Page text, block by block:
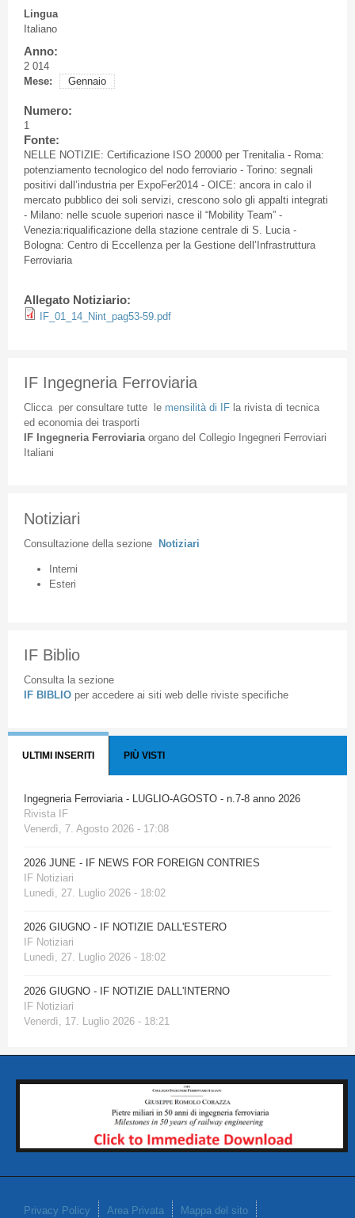
Lingua
Italiano
Anno:
2 014
Mese:
Gennaio
Numero:
1
Fonte:
NELLE NOTIZIE: Certificazione ISO 20000 per Trenitalia - Roma:
potenziamento tecnologico del nodo ferroviario - Torino: segnali
positivi dall’industria per ExpoFer2014 - OICE: ancora in calo il
mercato pubblico dei soli servizi, crescono solo gli appalti integrati
- Milano: nelle scuole superiori nasce il “Mobility Team” -
Venezia:riqualificazione della stazione centrale di S. Lucia -
Bologna: Centro di Eccellenza per la Gestione dell’Infrastruttura
Ferroviaria
Allegato Notiziario:
IF_01_14_Nint_pag53-59.pdf
IF Ingegneria Ferroviaria
Cliccaper consultare tuttele mensilità di IFla rivista di tecnica
ed economia dei trasporti
IF Ingegneria Ferroviaria organodel Collegio Ingegneri Ferroviari
Italiani
Notiziari
Consultazione della sezione Notiziari
Interni
Esteri
IF Biblio
Consulta la sezione
IF BIBLIO per accedere ai siti web delle riviste specifiche
ULTIMI INSERITI PIÙ VISTI
Ingegneria Ferroviaria - LUGLIO-AGOSTO - n.7-8 anno 2026
Rivista IF
Venerdì, 7. Agosto 2026 - 17:08
2026 JUNE - IF NEWS FOR FOREIGN CONTRIES
IF Notiziari
Lunedì, 27. Luglio 2026 - 18:02
2026 GIUGNO - IF NOTIZIE DALL'ESTERO
IF Notiziari
Lunedì, 27. Luglio 2026 - 18:02
2026 GIUGNO - IF NOTIZIE DALL'INTERNO
IF Notiziari
Venerdì, 17. Luglio 2026 - 18:21
Privacy Policy Area Privata Mappa del sito